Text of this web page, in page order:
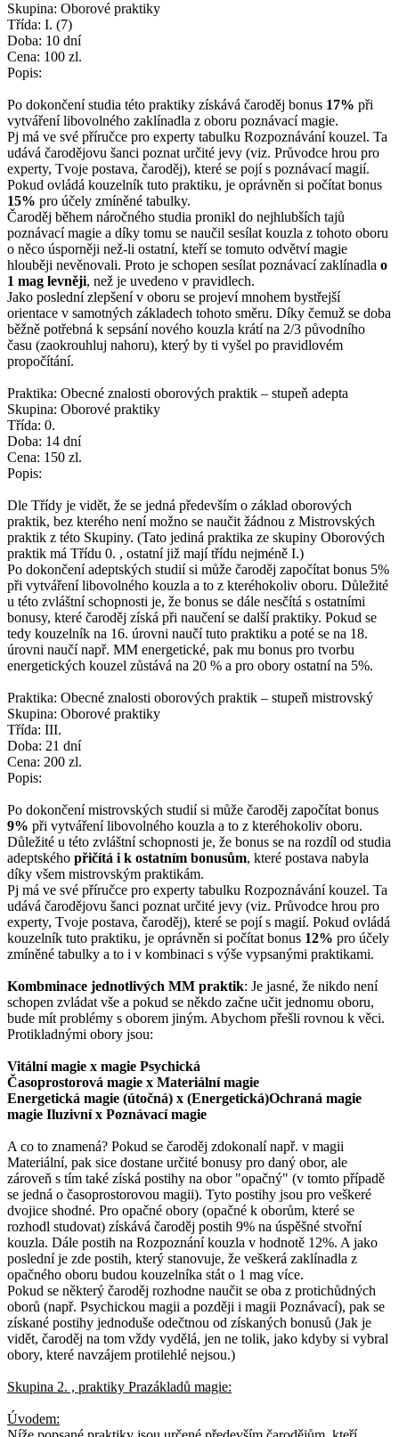
Skupina: Oborové praktiky
Třída: I. (7)
Doba: 10 dní
Cena: 100 zl.
Popis:
Po dokončení studia této praktiky získává čaroděj bonus 17% při
vytváření libovolného zaklínadla z oboru poznávací magie.
Pj má ve své příručce pro experty tabulku Rozpoznávání kouzel. Ta
udává čarodějovu šanci poznat určité jevy (viz. Průvodce hrou pro
experty, Tvoje postava, čaroděj), které se pojí s poznávací magií.
Pokud ovládá kouzelník tuto praktiku, je oprávněn si počítat bonus
15% pro účely zmíněné tabulky.
Čaroděj během náročného studia pronikl do nejhlubších tajů
poznávací magie a díky tomu se naučil sesílat kouzla z tohoto oboru
o něco úsporněji než-li ostatní, kteří se tomuto odvětví magie
hlouběji nevěnovali. Proto je schopen sesílat poznávací zaklínadla o
1 mag levněji, než je uvedeno v pravidlech.
Jako poslední zlepšení v oboru se projeví mnohem bystřejší
orientace v samotných základech tohoto směru. Díky čemuž se doba
běžně potřebná k sepsání nového kouzla krátí na 2/3 původního
času (zaokrouhluj nahoru), který by ti vyšel po pravidlovém
propočítání.
Praktika: Obecné znalosti oborových praktik – stupeň adepta
Skupina: Oborové praktiky
Třída: 0.
Doba: 14 dní
Cena: 150 zl.
Popis:
Dle Třídy je vidět, že se jedná především o základ oborových
praktik, bez kterého není možno se naučit žádnou z Mistrovských
praktik z této Skupiny. (Tato jediná praktika ze skupiny Oborových
praktik má Třídu 0. , ostatní již mají třídu nejméně I.)
Po dokončení adeptských studií si může čaroděj započítat bonus 5%
při vytváření libovolného kouzla a to z kteréhokoliv oboru. Důležité
u této zvláštní schopnosti je, že bonus se dále nesčítá s ostatními
bonusy, které čaroděj získá při naučení se další praktiky. Pokud se
tedy kouzelník na 16. úrovni naučí tuto praktiku a poté se na 18.
úrovni naučí např. MM energetické, pak mu bonus pro tvorbu
energetických kouzel zůstává na 20 % a pro obory ostatní na 5%.
Praktika: Obecné znalosti oborových praktik – stupeň mistrovský
Skupina: Oborové praktiky
Třída: III.
Doba: 21 dní
Cena: 200 zl.
Popis:
Po dokončení mistrovských studií si může čaroděj započítat bonus
9% při vytváření libovolného kouzla a to z kteréhokoliv oboru.
Důležité u této zvláštní schopnosti je, že bonus se na rozdíl od studia
adeptského přičítá i k ostatním bonusům, které postava nabyla
díky všem mistrovským praktikám.
Pj má ve své příručce pro experty tabulku Rozpoznávání kouzel. Ta
udává čarodějovu šanci poznat určité jevy (viz. Průvodce hrou pro
experty, Tvoje postava, čaroděj), které se pojí s magií. Pokud ovládá
kouzelník tuto praktiku, je oprávněn si počítat bonus 12% pro účely
zmíněné tabulky a to i v kombinaci s výše vypsanými praktikami.
Kombminace jednotlivých MM praktik: Je jasné, že nikdo není
schopen zvládat vše a pokud se někdo začne učit jednomu oboru,
bude mít problémy s oborem jiným. Abychom přešli rovnou k věci.
Protikladnými obory jsou:
Vitální magie x magie Psychická
Časoprostorová magie x Materiální magie
Energetická magie (útočná) x (Energetická)Ochraná magie
magie Iluzivní x Poznávací magie
A co to znamená? Pokud se čaroděj zdokonalí např. v magii
Materiální, pak sice dostane určité bonusy pro daný obor, ale
zároveň s tím také získá postihy na obor "opačný" (v tomto případě
se jedná o časoprostorovou magii). Tyto postihy jsou pro veškeré
dvojice shodné. Pro opačné obory (opačné k oborům, které se
rozhodl studovat) získává čaroděj postih 9% na úspěšné stvořní
kouzla. Dále postih na Rozpoznání kouzla v hodnotě 12%. A jako
poslední je zde postih, který stanovuje, že veškerá zaklínadla z
opačného oboru budou kouzelníka stát o 1 mag více.
Pokud se některý čaroděj rozhodne naučit se oba z protichůdných
oborů (např. Psychickou magii a později i magii Poznávací), pak se
získané postihy jednoduše odečtnou od získaných bonusů (Jak je
vidět, čaroděj na tom vždy vydělá, jen ne tolik, jako kdyby si vybral
obory, které navzájem protilehlé nejsou.)
Skupina 2. , praktiky Prazákladů magie:
Úvodem: